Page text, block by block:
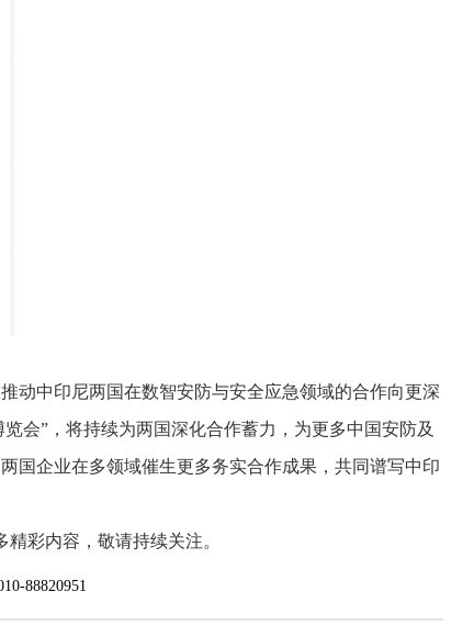
中印尼两国在数智安防与安全应急领域的合作向更深
会”，将持续为两国深化合作蓄力，为更多中国安防及
国企业在多领域催生更多务实合作成果，共同谱写中印
彩内容，敬请持续关注。
88820951